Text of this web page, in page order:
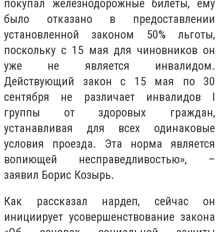
покупал железнодорожные билеты, ему
было отказано в предоставлении
установленной законом 50% льготы,
поскольку с 15 мая для чиновников он
уже не является инвалидом.
Действующий закон с 15 мая по 30
сентября не различает инвалидов І
группы от здоровых граждан,
устанавливая для всех одинаковые
условия проезда. Эта норма является
вопиющей несправедливостью», –
заявил Борис Козырь.
Как рассказал нардеп, сейчас он
инициирует усовершенствование закона